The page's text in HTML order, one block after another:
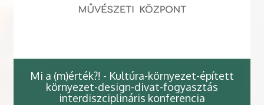
Mi a (m)érték?! - Kultúra-környezet-épített
környezet-design-divat-fogyasztás
interdiszciplináris konferencia